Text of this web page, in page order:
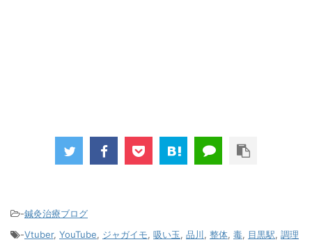
-鍼灸治療ブログ
-Vtuber, YouTube, ジャガイモ, 吸い玉, 品川, 整体, 毒, 目黒駅, 調理